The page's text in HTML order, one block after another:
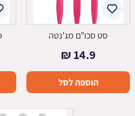
סט סכו"ם מג'נטה
14.9
₪
הוספה לסל